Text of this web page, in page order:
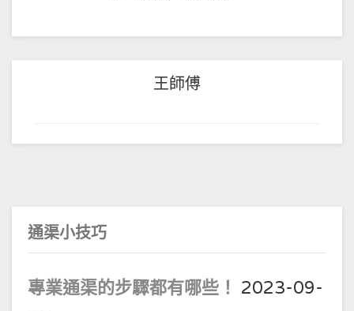
王師傅
通渠小技巧
專業通渠的步驟都有哪些！ 2023-09-